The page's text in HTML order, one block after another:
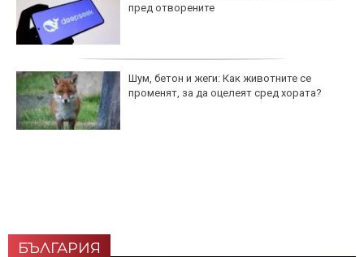
пред отворените
Шум, бетон и жеги: Как животните се
променят, за да оцелеят сред хората?
БЪЛГАРИЯ